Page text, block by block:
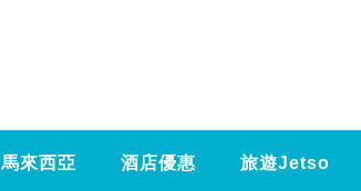
馬來西亞 酒店優惠 旅遊Jetso